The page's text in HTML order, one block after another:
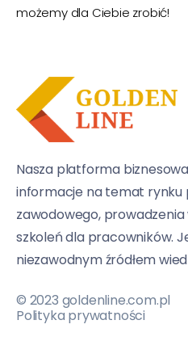
możemy dla Ciebie zrobić!
Nasza platforma
informacje na temat rynku
zawodowego, prowadzenia
szkoleń dla pracowników.
niezawodnym źródłem
© 2023 goldenline.com.pl
Polityka prywatności